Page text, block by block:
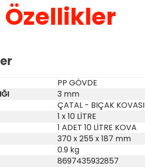
PP GÖVDE
3 mm
ÇATAL - BIÇAK KOVASI
1 x 10 LİTRE
1 ADET 10 LİTRE KOVA
370 x 255 x 187 mm
0.9 kg
8697435932857